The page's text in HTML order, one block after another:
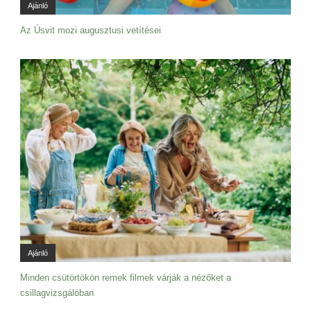
Ajánló
Az Úsvit mozi augusztusi vetítései
Ajánló
Minden csütörtökön remek filmek várják a nézőket a
csillagvizsgálóban